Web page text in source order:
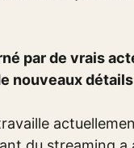
par de vrais
nouveaux